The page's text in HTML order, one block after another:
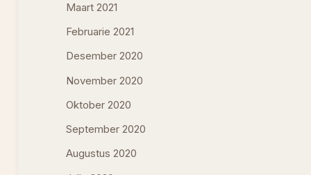
Maart 2021
Februarie 2021
Desember 2020
November 2020
Oktober 2020
September 2020
Augustus 2020